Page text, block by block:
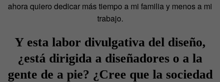
ahora quiero dedicar más tiempo a mi familia y menos a mi
trabajo.
Y esta labor divulgativa del diseño,
¿está dirigida a diseñadores o a la
gente de a pie? ¿Cree que la sociedad